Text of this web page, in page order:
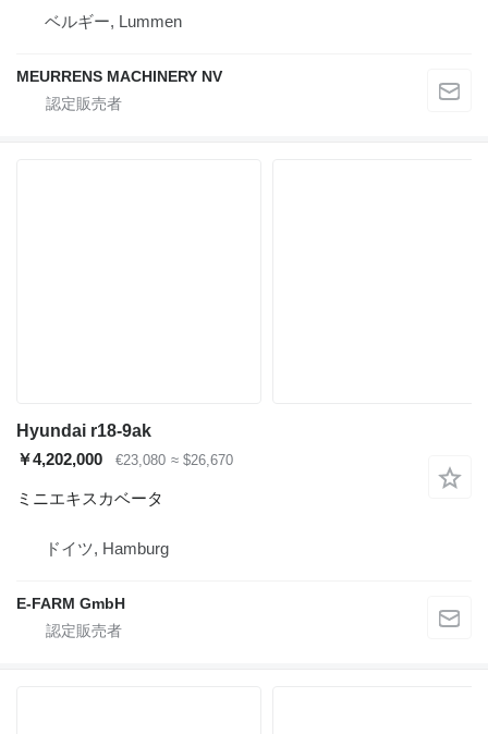
ベルギー, Lummen
MEURRENS MACHINERY NV
Hyundai r18-9ak
￥4,202,000
€23,080 ≈ $26,670
ミニエキスカベータ
ドイツ, Hamburg
E-FARM GmbH